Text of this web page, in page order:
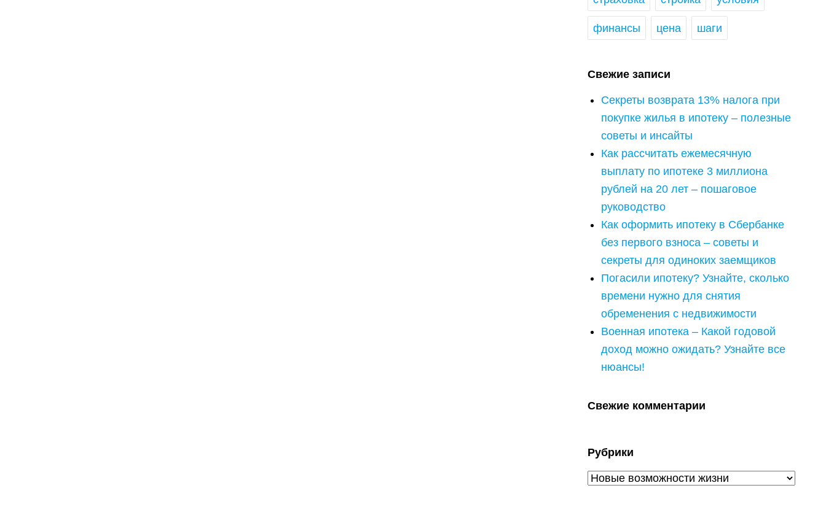
финансы цена шаги
Свежие записи
Секреты возврата 13% налога при
покупке жилья в ипотеку – полезные
советы и инсайты
Как рассчитать ежемесячную
выплату по ипотеке 3 миллиона
рублей на 20 лет – пошаговое
руководство
Как оформить ипотеку в Сбербанке
без первого взноса – советы и
секреты для одиноких заемщиков
Погасили ипотеку? Узнайте, сколько
времени нужно для снятия
обременения с недвижимости
Военная ипотека – Какой годовой
доход можно ожидать? Узнайте все
нюансы!
Свежие комментарии
Рубрики
Рубрики